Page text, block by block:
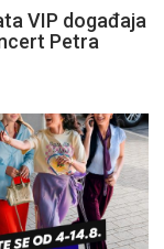
VIP događaja
Petra